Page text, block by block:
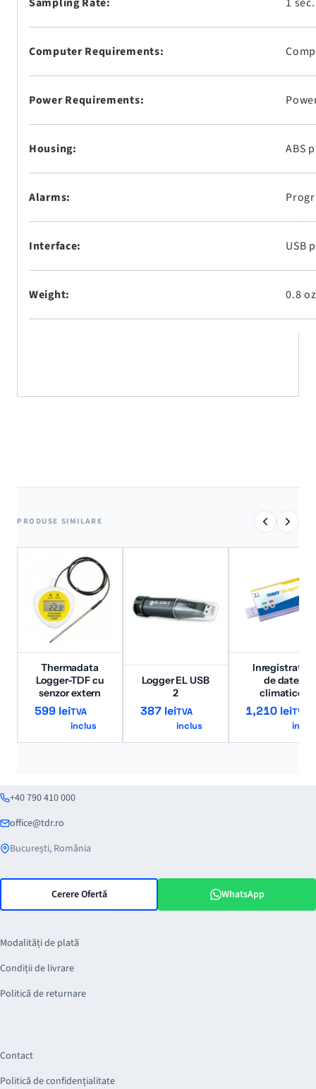
Computer Requirements:
Power Requirements:
Housing: ABS
Alarms:
Interface: USB
Weight: 0.8
PRODUSE SIMILARE
Thermadata
Logger-TDF cu
senzor extern
599 leiTVA
inclus
Logger EL USB
2
387 leiTVA
inclus
Inregistrator
de date
climatice
1,210 leiTVA
+40 790 410 000
office@tdr.ro
București, România
Cerere Ofertă WhatsApp
Modalități de plată
Condiții de livrare
Politică de returnare
Contact
Politică de confidențialitate